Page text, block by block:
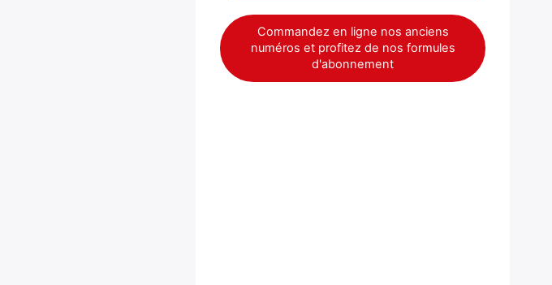
Commandez en ligne nos anciens
numéros et profitez de nos formules
d'abonnement